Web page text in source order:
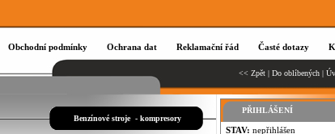
Obchodní podmínky Ochrana dat Reklamační řád Časté dotazy
<< Zpět | Do oblíbených |
Benzínové stroje - kompresory
PŘIHLÁŠENÍ
STAV: nepřihlášen